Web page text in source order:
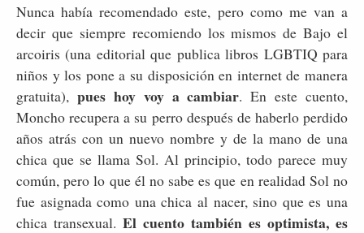
Nunca había recomendado este, pero como me van a
decir que siempre recomiendo los mismos de Bajo el
arcoiris (una editorial que publica libros LGBTIQ para
niños y los pone a su disposición en internet de manera
gratuita), pues hoy voy a cambiar. En este cuento,
Moncho recupera a su perro después de haberlo perdido
años atrás con un nuevo nombre y de la mano de una
chica que se llama Sol. Al principio, todo parece muy
común, pero lo que él no sabe es que en realidad Sol no
fue asignada como una chica al nacer, sino que es una
chica transexual. El cuento también es optimista, es